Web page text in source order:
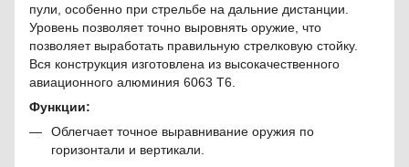
пули, особенно при стрельбе на дальние дистанции.
Уровень позволяет точно выровнять оружие, что
позволяет выработать правильную стрелковую стойку.
Вся конструкция изготовлена из высокачественного
авиационного алюминия 6063 T6.
Функции:
Облегчает точное выравнивание оружия по
горизонтали и вертикали.